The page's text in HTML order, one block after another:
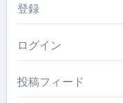
登録
ログイン
投稿フィード